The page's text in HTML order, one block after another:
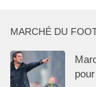
MARCHÉ DU